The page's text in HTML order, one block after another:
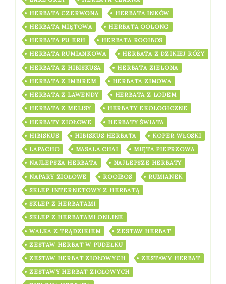
HERBATA CZERWONA
HERBATA INKÓW
HERBATA MIĘTOWA
HERBATA OOLONG
HERBATA PU ERH
HERBATA ROOIBOS
HERBATA RUMIANKOWA
HERBATA Z DZIKIEJ RÓŻY
HERBATA Z HIBISKUSA
HERBATA ZIELONA
HERBATA Z IMBIREM
HERBATA ZIMOWA
HERBATA Z LAWENDY
HERBATA Z LODEM
HERBATA Z MELISY
HERBATY EKOLOGICZNE
HERBATY ZIOŁOWE
HERBATY ŚWIATA
HIBISKUS
HIBISKUS HERBATA
KOPER WŁOSKI
LAPACHO
MASALA CHAI
MIĘTA PIEPRZOWA
NAJLEPSZA HERBATA
NAJLEPSZE HERBATY
NAPARY ZIOŁOWE
ROOIBOS
RUMIANEK
SKLEP INTERNETOWY Z HERBATĄ
SKLEP Z HERBATAMI
SKLEP Z HERBATAMI ONLINE
WALKA Z TRĄDZIKIEM
ZESTAW HERBAT
ZESTAW HERBAT W PUDEŁKU
ZESTAW HERBAT ZIOŁOWYCH
ZESTAWY HERBAT
ZESTAWY HERBAT ZIOŁOWYCH